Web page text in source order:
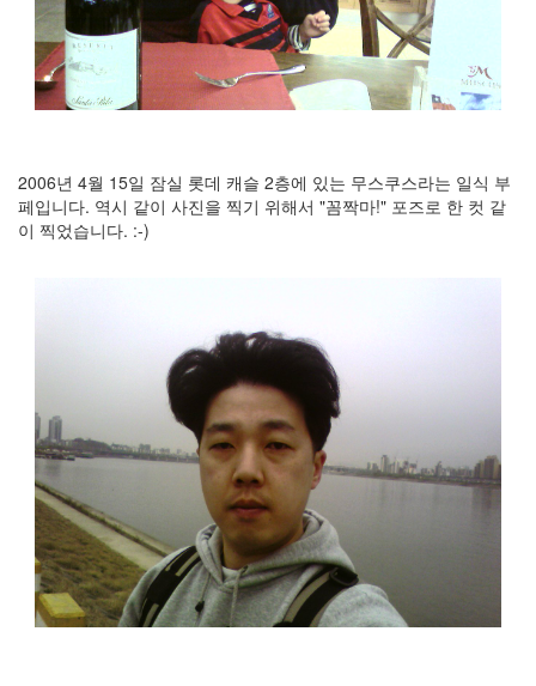
2006년 4월 15일 잠실 롯데 캐슬 2층에 있는 무스쿠스라는 일식 부
페입니다. 역시 같이 사진을 찍기 위해서 "꼼짝마!" 포즈로 한 컷 같
이 찍었습니다. :-)
정
균
Daweikala
AA
ion
1280...
1
BLB-
AA1650
방
전
테
스
1
by
김